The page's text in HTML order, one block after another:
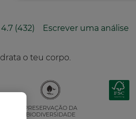
4.7 Leu
Link
mesma
página.
(432) Escrever uma análise
o teu corpo.
PRESERVAÇÃO DA
BIODIVERSIDADE